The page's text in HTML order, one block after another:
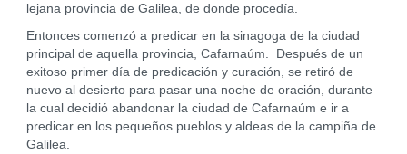
lejana provincia de Galilea, de donde procedía.
Entonces comenzó a predicar en la sinagoga de la ciudad
principal de aquella provincia, Cafarnaúm. Después de un
exitoso primer día de predicación y curación, se retiró de
nuevo al desierto para pasar una noche de oración, durante
la cual decidió abandonar la ciudad de Cafarnaúm e ir a
predicar en los pequeños pueblos y aldeas de la campiña de
Galilea.